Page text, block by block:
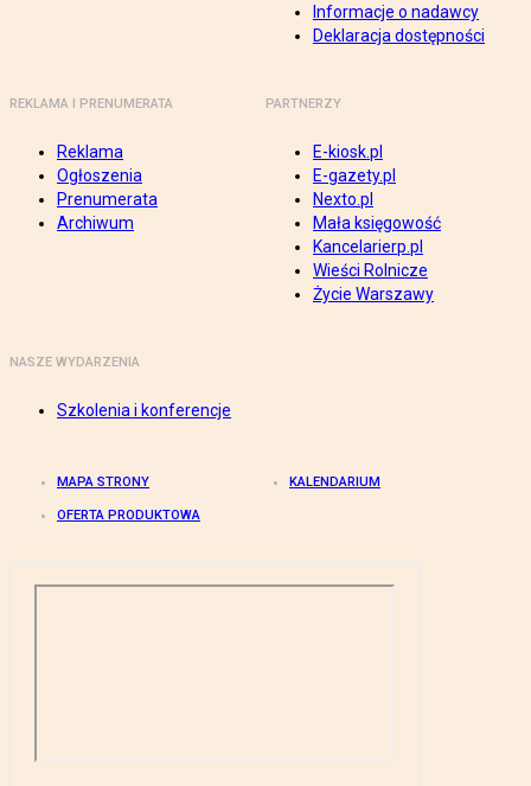
Informacje o nadawcy
Deklaracja dostępności
REKLAMA I PRENUMERATA
Reklama
Ogłoszenia
Prenumerata
Archiwum
PARTNERZY
E-kiosk.pl
E-gazety.pl
Nexto.pl
Mała księgowość
Kancelarierp.pl
Wieści Rolnicze
Życie Warszawy
NASZE WYDARZENIA
Szkolenia i konferencje
MAPA STRONY KALENDARIUM
OFERTA PRODUKTOWA